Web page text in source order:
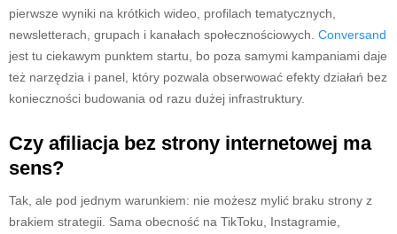
pierwsze wyniki na krótkich wideo, profilach tematycznych,
newsletterach, grupach i kanałach społecznościowych. Conversand
jest tu ciekawym punktem startu, bo poza samymi kampaniami daje
też narzędzia i panel, który pozwala obserwować efekty działań bez
konieczności budowania od razu dużej infrastruktury.
Czy afiliacja bez strony internetowej ma
sens?
Tak, ale pod jednym warunkiem: nie możesz mylić braku strony z
brakiem strategii. Sama obecność na TikToku, Instagramie,